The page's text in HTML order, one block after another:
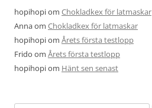
hopihopiom Chokladkex för latmaskar
Annaom Chokladkex för latmaskar
hopihopiom Årets första testlopp
Frido om Årets första testlopp
hopihopiom Hänt sen senast